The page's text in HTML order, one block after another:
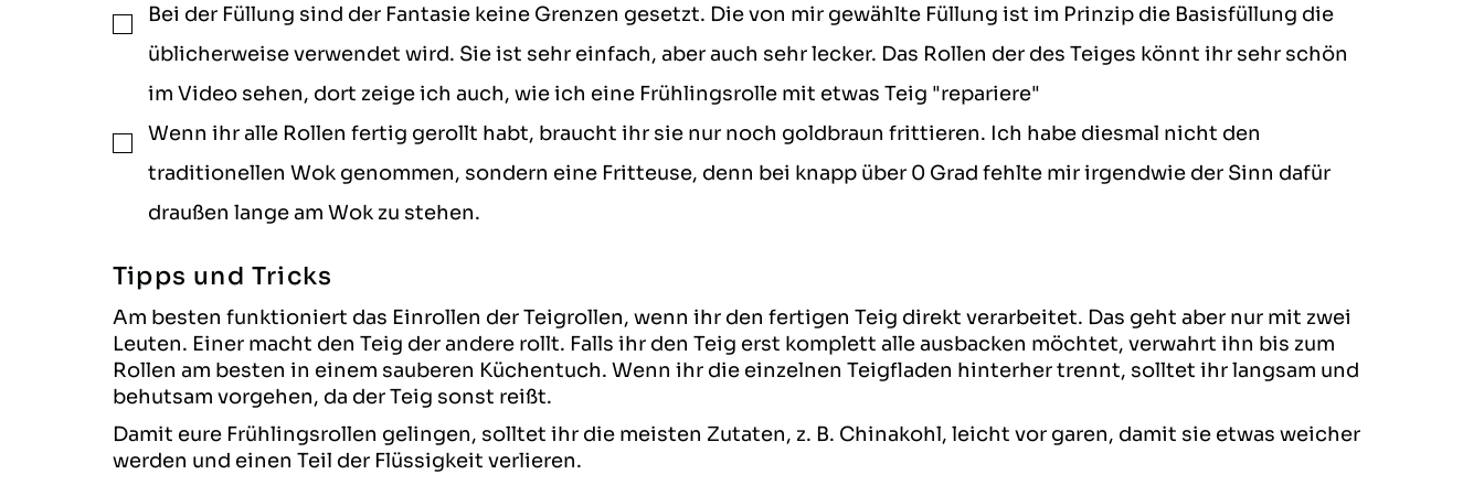
▢Bei der Füllung sind der Fantasie keine Grenzen gesetzt. Die von mir gewählte Füllung ist im Prinzip die Basisfüllung die
üblicherweise verwendet wird. Sie ist sehr einfach, aber auch sehr lecker. Das Rollen der des Teiges könnt ihr sehr schön
im Video sehen, dort zeige ich auch, wie ich eine Frühlingsrolle mit etwas Teig "repariere"
▢
Wenn ihr alle Rollen fertig gerollt habt, braucht ihr sie nur noch goldbraun frittieren. Ich habe diesmal nicht den
traditionellen Wok genommen, sondern eine Fritteuse, denn bei knapp über 0 Grad fehlte mir irgendwie der Sinn dafür
draußen lange am Wok zu stehen.
Tipps und Tricks
Am besten funktioniert das Einrollen der Teigrollen, wenn ihr den fertigen Teig direkt verarbeitet. Das geht aber nur mit zwei
Leuten. Einer macht den Teig der andere rollt. Falls ihr den Teig erst komplett alle ausbacken möchtet, verwahrt ihn bis zum
Rollen am besten in einem sauberen Küchentuch. Wenn ihr die einzelnen Teigfladen hinterher trennt, solltet ihr langsam und
behutsam vorgehen, da der Teig sonst reißt.
Damit eure Frühlingsrollen gelingen, solltet ihr die meisten Zutaten, z. B. Chinakohl, leicht vor garen, damit sie etwas weicher
werden und einen Teil der Flüssigkeit verlieren.